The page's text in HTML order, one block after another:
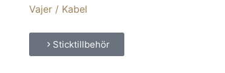
Vajer / Kabel
Sticktillbehör